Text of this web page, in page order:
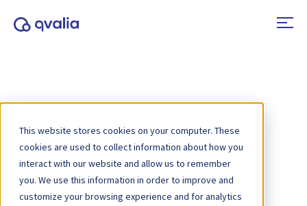
This website stores cookies on your computer. These
cookies are used to collect information about how you
interact with our website and allow us to remember
you. We use this information in order to improve and
customize your browsing experience and for analytics
teknologier og trends
Kategori: